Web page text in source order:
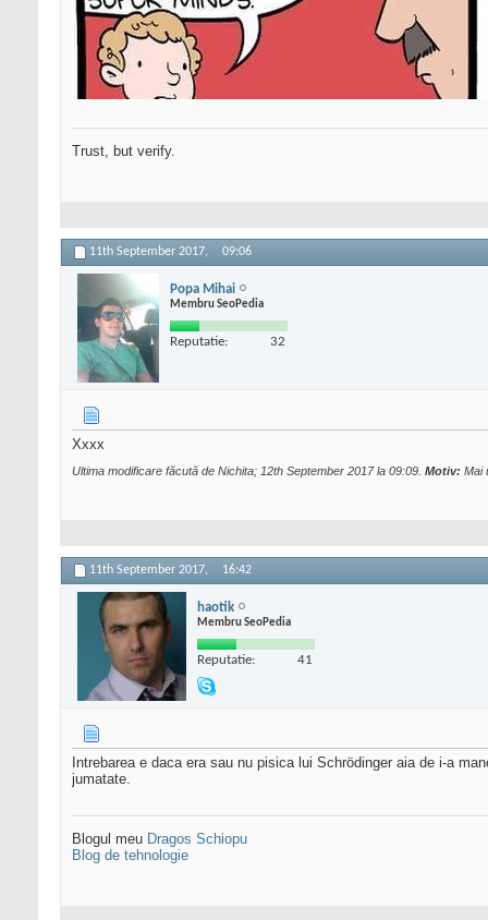
Trust, but verify.
11th September 2017, 09:06
Popa Mihai
Membru SeoPedia
Reputatie: 32
Xxxx
Ultima modificare făcută de Nichita; 12th September 2017 la 09:09 Motiv: Mai
11th September 2017, 16:42
haotik
Membru SeoPedia
Reputatie: 41
Intrebarea e daca era sau nu pisica lui Schrödinger aia de i-a
jumatate.
Blogul meu Dragos Schiopu
Blog de tehnologie